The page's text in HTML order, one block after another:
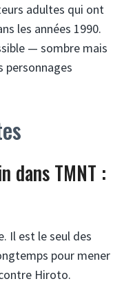
adultes qui ont
les années 1990.
— sombre mais
personnages
dans TMNT :
Il est le seul des
pour mener
Hiroto.